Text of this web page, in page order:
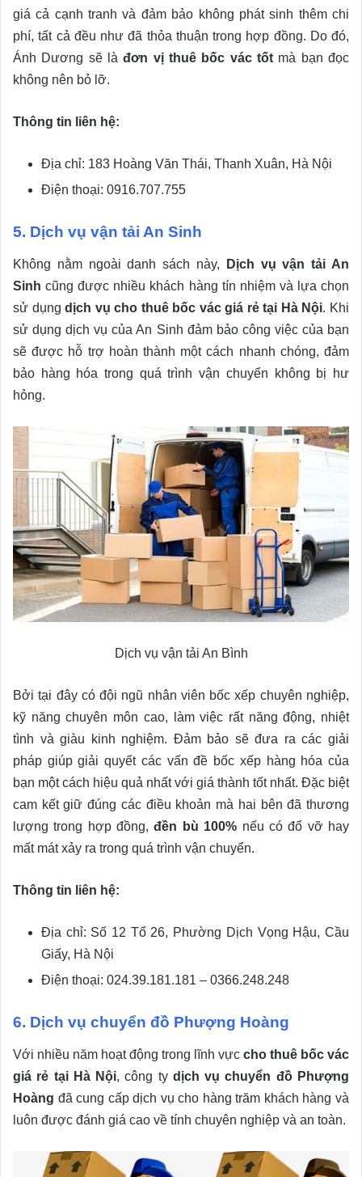
giá cả cạnh tranh và đảm bảo không phát sinh thêm chi
phí, tất cả đều như đã thỏa thuận trong hợp đồng. Do đó,
Ánh Dương sẽ làđơn vị thuê bốc vác tốt mà bạn đọc
không nên bỏ lỡ.
Thông tin liên hệ:
Địa chỉ: 183 Hoàng Văn Thái, Thanh Xuân, Hà Nội
Điện thoại: 0916.707.755
5. Dịch vụ vận tải An Sinh
Không nằm ngoài danh sách này,
Dịch vụ vận tải An
Sinh cũng được nhiều khách hàng tín nhiệm và lựa chọn
sử dụngdịch vụ cho thuê bốc vác giá rẻ tại Hà Nội. Khi
sử dụng dịch vụ của An Sinh đảm bảo công việc của bạn
sẽ được hỗ trợ hoàn thành một cách nhanh chóng, đảm
bảo hàng hóa trong quá trình vận chuyển không bị hư
hỏng.
Dịch vụ vận tải An Bình
Bởi tại đây có đội ngũ nhân viên bốc xếp chuyên nghiệp,
kỹ năng chuyên môn cao, làm việc rất năng động, nhiệt
tình và giàu kinh nghiệm. Đảm bảo sẽ đưa ra các giải
pháp giúp giải quyết các vấn đề bốc xếp hàng hóa của
bạn một cách hiệu quả nhất với giá thành tốt nhất. Đặc biệt
cam kết giữ đúng các điều khoản mà hai bên đã thương
lượng trong hợp đồng,đền bù 100% nếu có đổ vỡ hay
mất mát xảy ra trong quá trình vận chuyển.
Thông tin liên hệ:
Địa chỉ: Số 12 Tổ 26, Phường Dịch Vọng Hậu, Cầu
Giấy, Hà Nội
Điện thoại: 024.39.181.181 – 0366.248.248
6. Dịch vụ chuyển đồ Phượng Hoàng
Với nhiều năm hoạt động trong lĩnh vực cho thuê bốc vác
giá rẻ tại Hà Nội, công ty dịch vụ chuyển đồ Phượng
Hoàng đã cung cấp dịch vụ cho hàng trăm khách hàng và
luôn được đánh giá cao về tính chuyên nghiệp và an toàn.